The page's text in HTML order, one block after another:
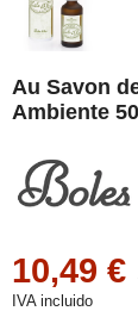
Au Savon
Ambiente
10,49 €
IVA incluido